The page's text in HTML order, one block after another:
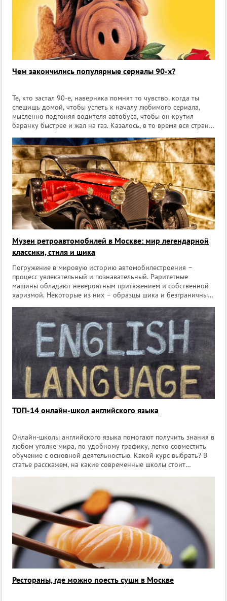
Чем закончились популярные сериалы 90-х?
Те, кто застал 90-е, наверняка помнят то чувство, когда ты
спешишь домой, чтобы успеть к началу любимого сериала,
мысленно подгоняя водителя автобуса, чтобы он крутил
баранку быстрее и жал на газ. Казалось, в то время вся страна
обсуждали на заня
Музеи ретроавтомобилей в Москве: мир легендарной
классики, стиля и шика
Погружение в мировую историю автомобилестроения –
процесс увлекательный и познавательный. Раритетные
машины обладают невероятным притяжением и собственной
харизмой. Некоторые из них – образцы шика и безграничных
подвигах и войнах, третьи – при
ТОП-14 онлайн-школ английского языка
Онлайн-школы английского языка помогают получить знания в
любом уголке мира, по удобному графику, легко совместить
обучение с основной деятельностью. Какой курс выбрать? В
статье расскажем, на какие современные школы стоит
Рестораны, где можно поесть суши в Москве